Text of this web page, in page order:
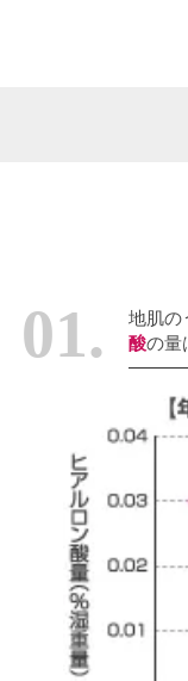
01. 地肌の
酸の量